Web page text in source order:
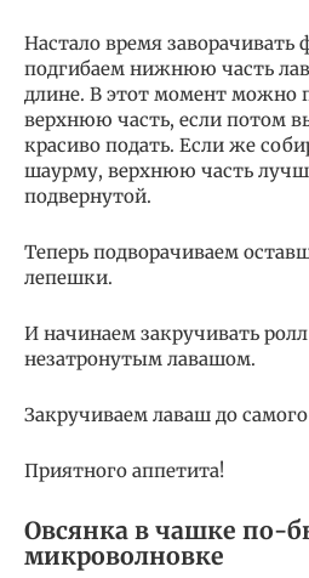
Настало время заворачивать
подгибаем нижнюю часть
длине. В этот момент можно
верхнюю часть, если потом
красиво подать. Если же
шаурму, верхнюю часть
подвернутой.
Теперь подворачиваем
лепешки.
И начинаем закручивать
незатронутым лавашом.
Закручиваем лаваш до
Приятного аппетита!
Овсянка в чашке по-
микроволновке